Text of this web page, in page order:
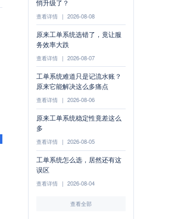
悄升级了？
查看详情 | 2026-08-08
原来工单系统选错了，竟让服
务效率大跌
查看详情 | 2026-08-07
工单系统难道只是记流水账？
原来它能解决这么多痛点
查看详情 | 2026-08-06
原来工单系统稳定性竟差这么
多
查看详情 | 2026-08-05
工单系统怎么选，居然还有这
误区
查看详情 | 2026-08-04
查看全部